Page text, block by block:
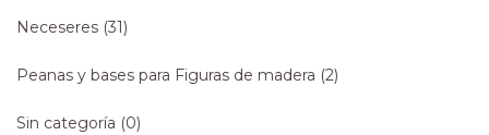
Neceseres (31)
Peanas y bases para Figuras de madera (2)
Sin categoría (0)